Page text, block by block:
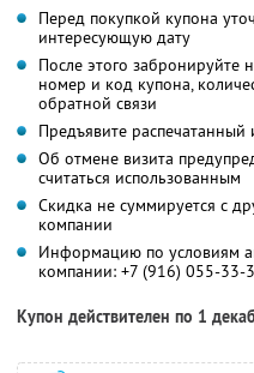
Перед покупкой купона
интересующую дату
После этого забронируйте
номер и код купона,
обратной связи
Предъявите
Об отмене визита
считаться использованным
Скидка не суммируется с
компании
Информацию по условиям
компании: +7 (916) 055-33-
Купон действителен по 1